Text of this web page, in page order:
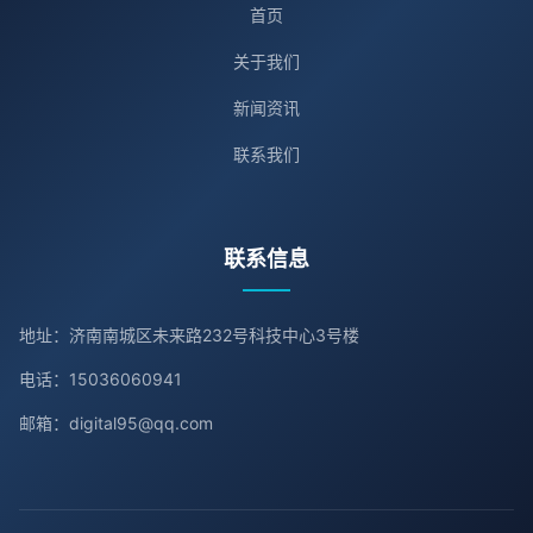
首页
关于我们
新闻资讯
联系我们
联系信息
地址：济南南城区未来路232号科技中心3号楼
电话：15036060941
邮箱：digital95@qq.com